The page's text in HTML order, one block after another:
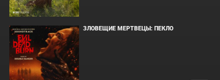
ЗЛОВЕЩИЕ МЕРТВЕЦЫ: ПЕКЛО